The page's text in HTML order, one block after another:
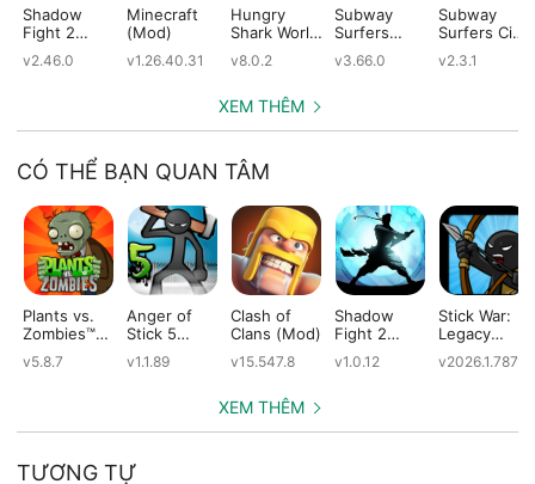
Shadow
Fight 2
v2.46.0
Minecraft
(Mod)
v1.26.40.31
Hungry
Shark World
v8.0.2
Subway
Surfers
v3.66.0
Subway
Surfers City
v2.3.1
XEM THÊM
CÓ THỂ BẠN QUAN TÂM
Plants vs.
Zombies™
v5.8.7
Anger of
Stick 5
v1.1.89
Clash of
Clans (Mod)
v15.547.8
Shadow
Fight 2
Edition
v1.0.12
Stick War:
Legacy
v2026.1.787
XEM THÊM
TƯƠNG TỰ